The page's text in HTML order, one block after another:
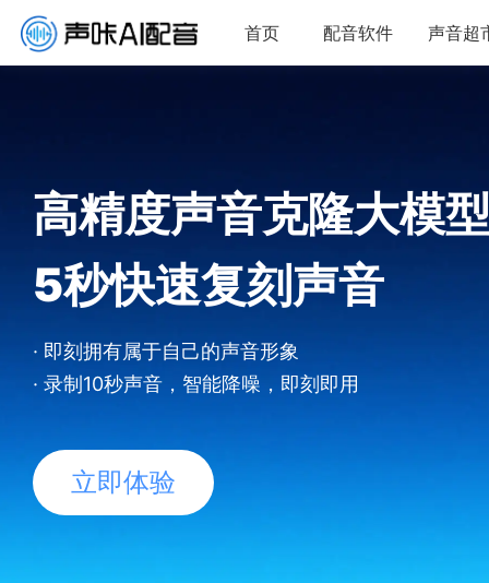
首页 配音软件 声音超
高精度声音克隆大模
5秒快速复刻声音
· 即刻拥有属于自己的声音形象
· 录制10秒声音，智能降噪，即刻即用
立即体验